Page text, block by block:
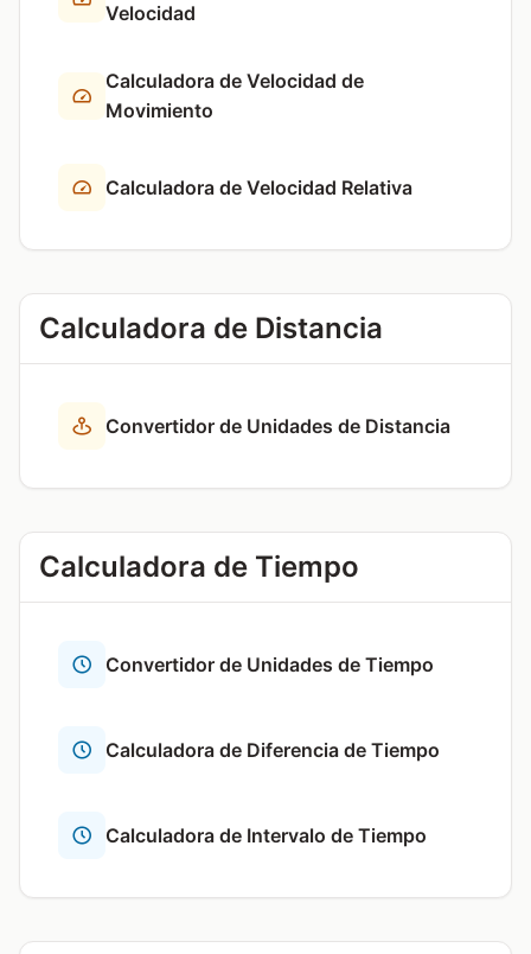
Velocidad
Calculadora de Velocidad de
Movimiento
Calculadora de Velocidad Relativa
Calculadora de Distancia
Convertidor de Unidades de Distancia
Calculadora de Tiempo
Convertidor de Unidades de Tiempo
Calculadora de Diferencia de Tiempo
Calculadora de Intervalo de Tiempo